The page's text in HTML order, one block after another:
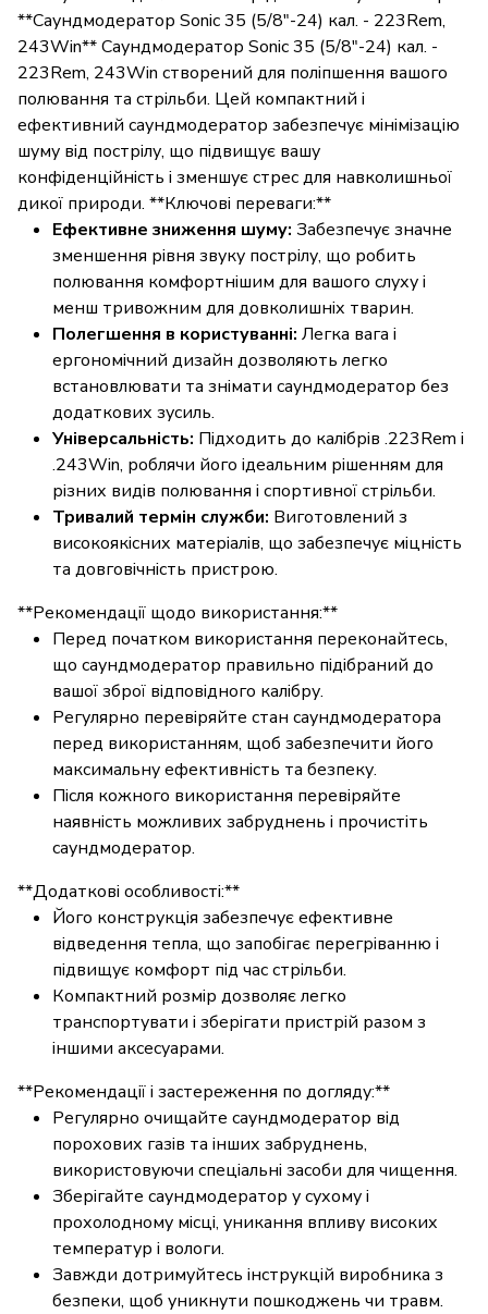
**Саундмодератор Sonic 35 (5/8"-24) кал. - 223Rem,
243Win** Саундмодератор Sonic 35 (5/8"-24) кал. -
223Rem, 243Win створений для поліпшення вашого
полювання та стрільби. Цей компактний і
ефективний саундмодератор забезпечує мінімізацію
шуму від пострілу, що підвищує вашу
конфіденційність і зменшує стрес для навколишньої
дикої природи. **Ключові переваги:**
Ефективне зниження шуму: Забезпечує значне
зменшення рівня звуку пострілу, що робить
полювання комфортнішим для вашого слуху і
менш тривожним для довколишніх тварин.
Полегшення в користуванні: Легка вага і
ергономічний дизайн дозволяють легко
встановлювати та знімати саундмодератор без
додаткових зусиль.
Універсальність: Підходить до калібрів .223Rem і
.243Win, роблячи його ідеальним рішенням для
різних видів полювання і спортивної стрільби.
Тривалий термін служби: Виготовлений з
високоякісних матеріалів, що забезпечує міцність
та довговічність пристрою.
**Рекомендації щодо використання:**
Перед початком використання переконайтесь,
що саундмодератор правильно підібраний до
вашої зброї відповідного калібру.
Регулярно перевіряйте стан саундмодератора
перед використанням, щоб забезпечити його
максимальну ефективність та безпеку.
Після кожного використання перевіряйте
наявність можливих забруднень і прочистіть
саундмодератор.
**Додаткові особливості:**
Його конструкція забезпечує ефективне
відведення тепла, що запобігає перегріванню і
підвищує комфорт під час стрільби.
Компактний розмір дозволяє легко
транспортувати і зберігати пристрій разом з
іншими аксесуарами.
**Рекомендації і застереження по догляду:**
Регулярно очищайте саундмодератор від
порохових газів та інших забруднень,
використовуючи спеціальні засоби для чищення.
Зберігайте саундмодератор у сухому і
прохолодному місці, уникання впливу високих
температур і вологи.
Завжди дотримуйтесь інструкцій виробника з
безпеки, щоб уникнути пошкоджень чи травм.